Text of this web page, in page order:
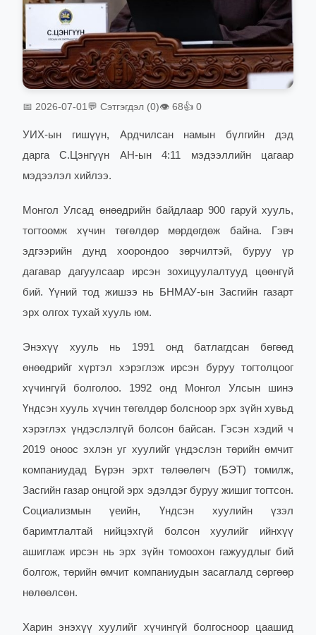
📅 2026-07-01 💬 Сэтгэгдэл (0)👁 68👍 0
УИХ-ын гишүүн, Ардчилсан намын бүлгийн дэд
даргаС.Цэнгүүн АН-ын 4:11 мэдээллийн цагаар
мэдээлэл хийлээ.
Монгол Улсад өнөөдрийн байдлаар 900 гаруй хууль,
тогтоомж хүчин төгөлдөр мөрдөгдөж байна. Гэвч
эдгээрийн дунд хоорондоо зөрчилтэй, буруу үр
дагавар дагуулсаар ирсэн зохицуулалтууд цөөнгүй
бий. Үүний тод жишээ нь БНМАУ-ын Засгийн газарт
эрх олгох тухай хууль юм.
Энэхүү хууль нь 1991 онд батлагдсан бөгөөд
өнөөдрийг хүртэл хэрэглэж ирсэн буруу тогтолцоог
хүчингүй болголоо. 1992 онд Монгол Улсын шинэ
Үндсэн хууль хүчин төгөлдөр болсноор эрх зүйн хувьд
хэрэглэх үндэслэлгүй болсон байсан. Гэсэн хэдий ч
2019 оноос эхлэн уг хуулийг үндэслэн төрийн өмчит
компаниудад Бүрэн эрхт төлөөлөгч (БЭТ) томилж,
Засгийн газар онцгой эрх эдэлдэг буруу жишиг тогтсон.
Социализмын үеийн, Үндсэн хуулийн үзэл
баримтлалтай нийцэхгүй болсон хуулийг ийнхүү
ашиглаж ирсэн нь эрх зүйн томоохон гажуудлыг бий
болгож, төрийн өмчит компаниудын засаглалд сөргөөр
нөлөөлсөн.
Харин энэхүү хуулийг хүчингүй болгосноор цаашид